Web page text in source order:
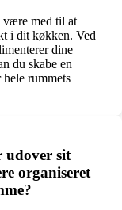
være med til at
i dit køkken. Ved
dine
du skabe en
rummets
udover sit
organiseret